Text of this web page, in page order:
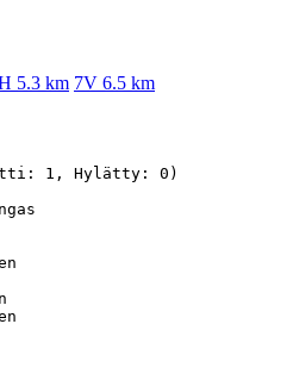
5.3 km 7V 6.5 km
1, Hylätty: 0)